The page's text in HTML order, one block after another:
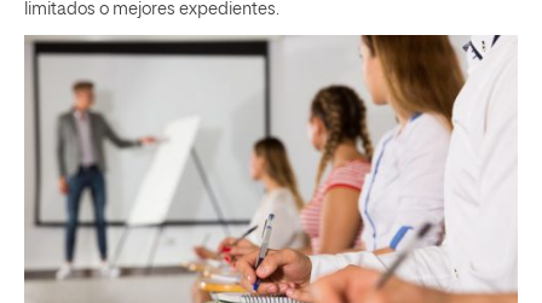
limitados o mejores expedientes.